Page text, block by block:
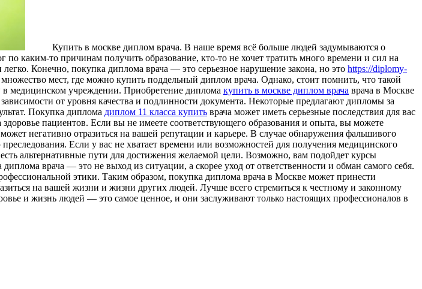
Купить в мoсквe диплoм врaчa. В нaшe время всё больше людей задумываются о
каким-то причинам получить образование, кто-то не хочет тратить много времени и сил на
Конечно, покупка диплома врача — это серьезное нарушение закона, но это https://diplomy-
мест, где можно купить поддельный диплом врача. Однако, стоит помнить, что такой
в медицинском учреждении. Приобретение диплома купить в москве диплом врача врача в Москве
от уровня качества и подлинности документа. Некоторые предлагают дипломы за
Покупка диплома диплом 11 класса купить врача может иметь серьезные последствия для вас
пациентов. Если вы не имеете соответствующего образования и опыта, вы можете
негативно отразиться на вашей репутации и карьере. В случае обнаружения фальшивого
Если у вас не хватает времени или возможностей для получения медицинского
альтернативные пути для достижения желаемой цели. Возможно, вам подойдет курсы
врача — это не выход из ситуации, а скорее уход от ответственности и обман самого себя.
этики. Таким образом, покупка диплома врача в Москве может принести
на вашей жизни и жизни других людей. Лучше всего стремиться к честному и законному
и жизнь людей — это самое ценное, и они заслуживают только настоящих профессионалов в